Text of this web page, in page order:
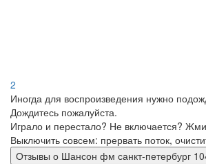
2
Иногда для воспроизведения нужно
Дождитесь пожалуйста.
Играло и перестало? Не включается?
Выключить совсем: прервать поток,
Отзывы о Шансон фм санкт-петербург